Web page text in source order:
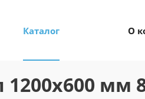
Каталог О
1200х600